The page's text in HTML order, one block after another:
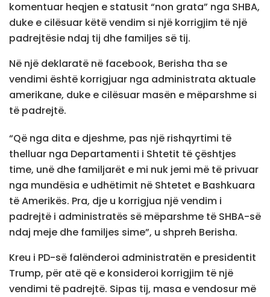
komentuar heqjen e statusit “non grata” nga SHBA,
duke e cilësuar këtë vendim si një korrigjim të një
padrejtësie ndaj tij dhe familjes së tij.
Në një deklaratë në facebook, Berisha tha se
vendimi është korrigjuar nga administrata aktuale
amerikane, duke e cilësuar masën e mëparshme si
të padrejtë.
“Që nga dita e djeshme, pas një rishqyrtimi të
thelluar nga Departamenti i Shtetit të çështjes
time, unë dhe familjarët e mi nuk jemi më të privuar
nga mundësia e udhëtimit në Shtetet e Bashkuara
të Amerikës. Pra, dje u korrigjua një vendim i
padrejtë i administratës së mëparshme të SHBA-së
ndaj meje dhe familjes sime”, u shpreh Berisha.
Kreu i PD-së falënderoi administratën e presidentit
Trump, për atë që e konsideroi korrigjim të një
vendimi të padrejtë. Sipas tij, masa e vendosur më